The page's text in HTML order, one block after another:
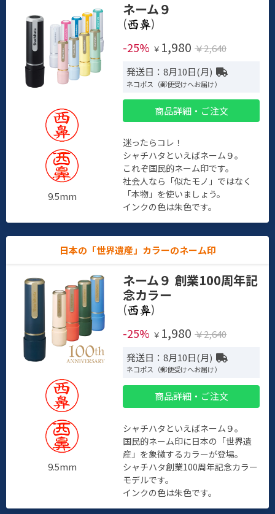
9.5mm
ネーム９
(
)
-25% ￥ 1,980 ￥2,640
発送日：8月10日(月)
ネコポス（郵便受けへお届け）
商品詳細・ご注文
迷ったらコレ！
シャチハタといえばネーム９。
これぞ国民的ネーム印です。
社会人なら「似たモノ」ではなく
「本物」を使いましょう。
インクの色は朱色です。
日本の「世界遺産」カラーのネーム印
9.5mm
ネーム９ 創業100周年記
念カラー
(
)
-25% ￥ 1,980 ￥2,640
発送日：8月10日(月)
ネコポス（郵便受けへお届け）
商品詳細・ご注文
シャチハタといえばネーム９。
国民的ネーム印に日本の「世界遺
産」を象徴するカラーが登場。
シャチハタ創業100周年記念カラー
モデルです。
インクの色は朱色です。